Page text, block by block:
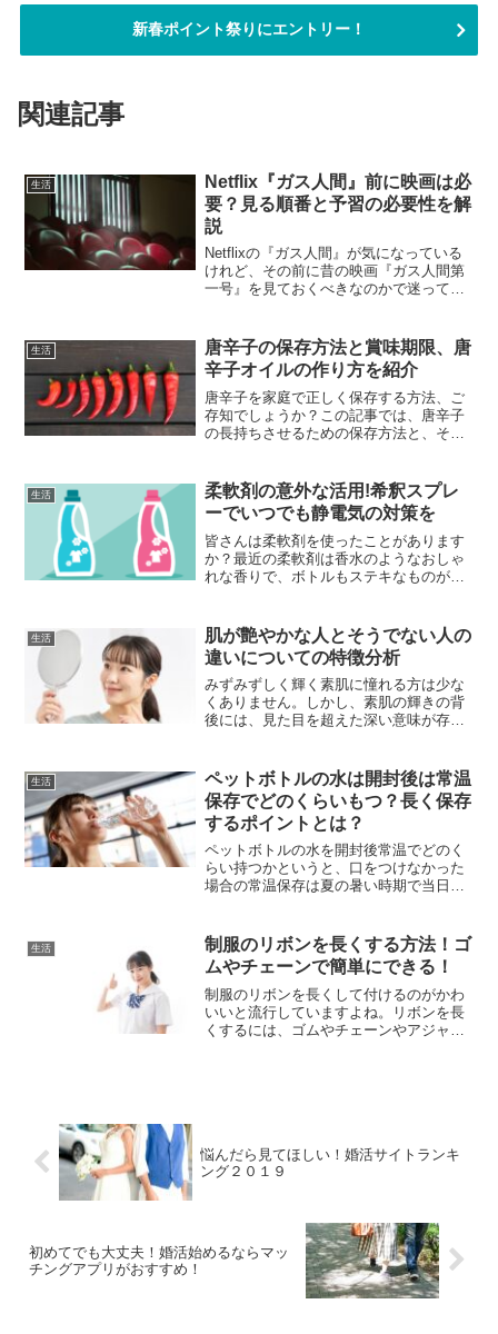
新春ポイント祭りにエントリー！
関連記事
生活
Netflix『ガス人間』前に映画は必
要？見る順番と予習の必要性を解
説
Netflixの『ガス人間』が気になっている
けれど、その前に昔の映画『ガス人間第
一号』を見ておくべきなのかで迷ってい
うで不安になりますよね。僕もこういう
作品に触れるとき...
生活
唐辛子の保存方法と賞味期限、唐
辛子オイルの作り方を紹介
唐辛子を家庭で正しく保存する方法、ご
存知でしょうか？この記事では、唐辛子
の長持ちさせるための保存方法と、それ
別にご紹介します。さらに、唐辛子を使
ったアレンジレシピとして、手...
生活
柔軟剤の意外な活用!希釈スプレ
ーでいつでも静電気の対策を
皆さんは柔軟剤を使ったことがあります
か？最近の柔軟剤は香水のようなおしゃ
れな香りで、ボトルもステキなものが多
したか？実は、柔軟剤を水と薄めて作っ
たスプレー（以下、柔軟剤...
生活
肌が艶やかな人とそうでない人の
違いについての特徴分析
みずみずしく輝く素肌に憧れる方は少な
くありません。しかし、素肌の輝きの背
後には、見た目を超えた深い意味が存在
ライフスタイルが潜んでいると考えられ
ます。この記事では、肌の...
生活
ペットボトルの水は開封後は常温
保存でどのくらいもつ？長く保存
するポイントとは？
ペットボトルの水を開封後常温でどのく
らい持つかというと、口をつけなかった
場合の常温保存は夏の暑い時期で当日〜1
ットボトルを置いておく状態が様々なこ
とから日にちにばらつき...
生活
制服のリボンを長くする方法！ゴ
ムやチェーンで簡単にできる！
制服のリボンを長くして付けるのがかわ
いいと流行していますよね。リボンを長
くするには、ゴムやチェーンやアジャス
悩んだら見てほしい！婚活サイトランキ
ング２０１９
初めてでも大丈夫！婚活始めるならマッ
チングアプリがおすすめ！